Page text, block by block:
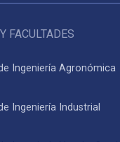
FACULTADES
Ingeniería Agronómica
Ingeniería Industrial